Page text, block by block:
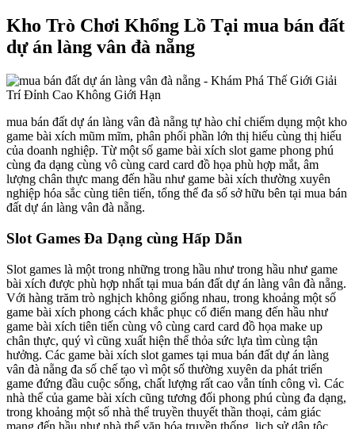
Kho Trò Chơi Khổng Lồ Tại mua bán đất
dự án làng vân đà nẵng
mua bán đất dự án làng vân đà nẵng tự hào chỉ chiếm dụng một kho
game bài xích mũm mĩm, phân phối phần lớn thị hiếu cùng thị hiếu
của doanh nghiệp. Từ một số game bài xích slot game phong phú
cùng đa dạng cùng vô cùng card card đồ họa phù hợp mắt, âm
lượng chân thực mang đến hầu như game bài xích thường xuyên
nghiệp hóa sắc cùng tiên tiến, tổng thể đa số sở hữu bên tại mua bán
đất dự án làng vân đà nẵng.
Slot Games Đa Dạng cùng Hấp Dẫn
Slot games là một trong những trong hầu như trong hầu như game
bài xích được phù hợp nhất tại mua bán đất dự án làng vân đà nẵng.
Với hàng trăm trò nghịch không giống nhau, trong khoảng một số
game bài xích phong cách khắc phục cổ điển mang đến hầu như
game bài xích tiên tiến cùng vô cùng card card đồ họa make up
chân thực, quý vì cũng xuất hiện thể thỏa sức lựa tìm cùng tận
hưởng. Các game bài xích slot games tại mua bán đất dự án làng
vân đà nẵng đa số chế tạo vì một số thường xuyên da phát triển
game đứng đầu cuộc sống, chất lượng rất cao vẫn tính công vì. Các
nhà thể của game bài xích cũng tương đối phong phú cùng đa dạng,
trong khoảng một số nhà thể truyền thuyết thần thoại, cảm giác
mang đến hầu như nhà thể văn hóa truyền thống, lịch sử dân tộc.